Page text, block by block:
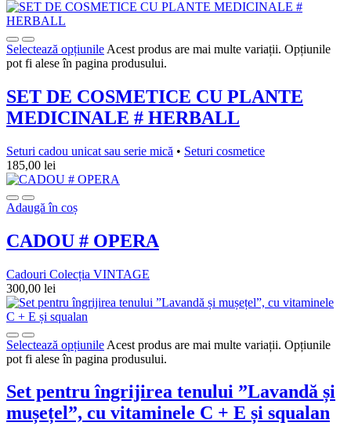
Selectează opțiunile Acest produs are mai multe variații. Opțiunile
pot fi alese în pagina produsului.
SET DE COSMETICE CU PLANTE
MEDICINALE # HERBALL
Seturi cadou unicat sau serie mică • Seturi cosmetice
185,00 lei
Adaugă în coș
CADOU # OPERA
Cadouri Colecția VINTAGE
300,00 lei
Selectează opțiunile Acest produs are mai multe variații. Opțiunile
pot fi alese în pagina produsului.
Set pentru îngrijirea tenului ”Lavandă și
mușețel”, cu vitaminele C + E și squalan